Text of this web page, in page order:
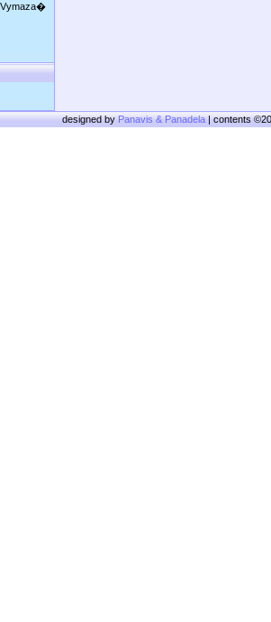
Vymaza�
designed byPanavis & Panadela| contents